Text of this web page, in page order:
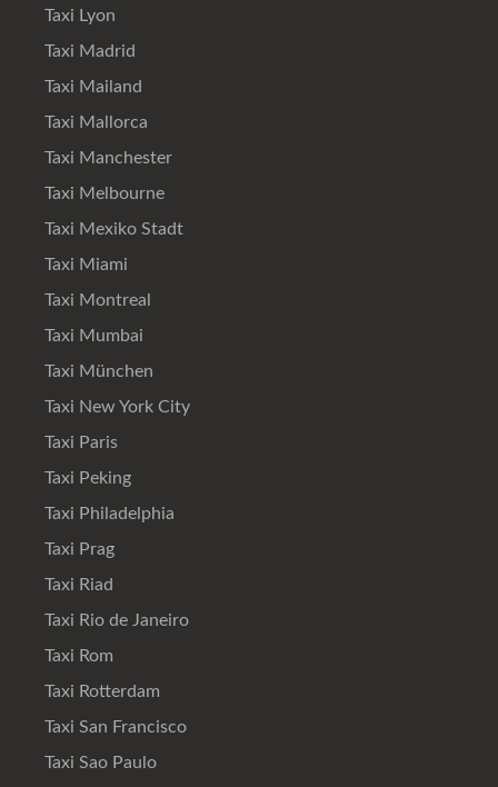
Taxi Lyon
Taxi Madrid
Taxi Mailand
Taxi Mallorca
Taxi Manchester
Taxi Melbourne
Taxi Mexiko Stadt
Taxi Miami
Taxi Montreal
Taxi Mumbai
Taxi München
Taxi New York City
Taxi Paris
Taxi Peking
Taxi Philadelphia
Taxi Prag
Taxi Riad
Taxi Rio de Janeiro
Taxi Rom
Taxi Rotterdam
Taxi San Francisco
Taxi Sao Paulo